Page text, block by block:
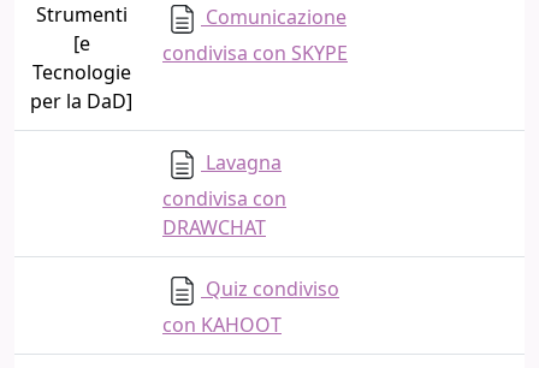
Strumenti
[e
Tecnologie
per la DaD]
Comunicazione
condivisa con SKYPE
Lavagna
condivisa con
DRAWCHAT
Quiz condiviso
con KAHOOT